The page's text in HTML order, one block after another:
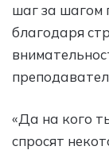
шаг за шагом
благодаря
«Да на кого
спросят